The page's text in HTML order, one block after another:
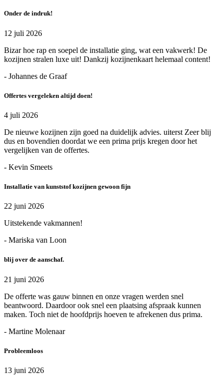
Onder de indruk!
12 juli 2026
Bizar hoe rap en soepel de installatie ging, wat een vakwerk! De
kozijnen stralen luxe uit! Dankzij kozijnenkaart helemaal content!
- Johannes de Graaf
Offertes vergeleken altijd doen!
4 juli 2026
De nieuwe kozijnen zijn goed na duidelijk advies. uiterst Zeer blij
dus en bovendien doordat we een prima prijs kregen door het
vergelijken van de offertes.
- Kevin Smeets
Installatie van kunststof kozijnen gewoon fijn
22 juni 2026
Uitstekende vakmannen!
- Mariska van Loon
blij over de aanschaf.
21 juni 2026
De offerte was gauw binnen en onze vragen werden snel
beantwoord. Daardoor ook snel een plaatsing afspraak kunnen
maken. Toch niet de hoofdprijs hoeven te afrekenen dus prima.
- Martine Molenaar
Probleemloos
13 juni 2026